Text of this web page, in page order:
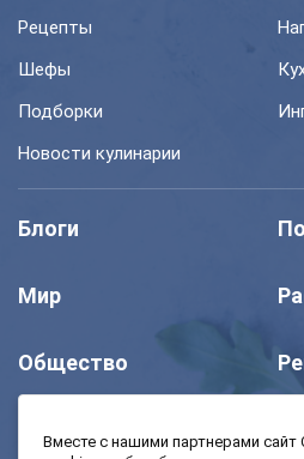
Рецепты
Шефы
Подборки
Новости кулинарии
Блоги
Мир
Общество
Вместе с нашими партнерами сайт